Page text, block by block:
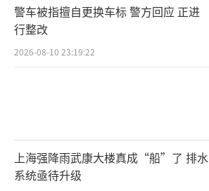
警车被指擅自更换车标 警方回应 正进
行整改
2026-08-10 23:19:22
上海强降雨武康大楼真成“船”了 排水
系统亟待升级